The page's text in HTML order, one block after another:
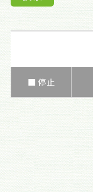
■ 停止